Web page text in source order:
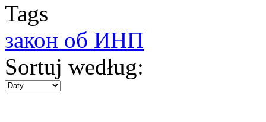
Tags
закон об ИНП
Sortuj według: